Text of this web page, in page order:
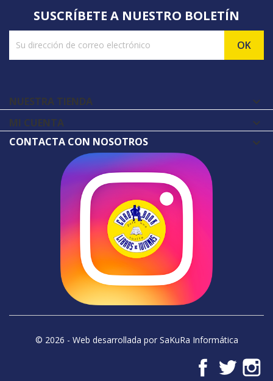
SUSCRÍBETE A NUESTRO BOLETÍN
NUESTRA TIENDA 
MI CUENTA 
CONTACTA CON NOSOTROS
© 2026 - Web desarrollada por SaKuRa Informática